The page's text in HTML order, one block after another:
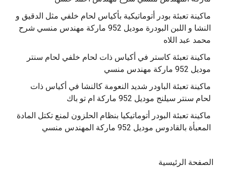
ماكينة تعبئة بودر أتوماتيكية بأكياس لحام خلفي مثل الدقيق و
النشا و اللبن البودرة موديل 952 ماركة مهندس منسي شرح
محمد عبد اللاه
‫ماكينة تعبئة كاستر في أكياس ذات لحام خلفي لحام سنتر
موديل 952 ماركة مهندس منسي
‫ماكينة تعبئة الباودر شديد النعومة كالنشا في أكياس ذات
‫ماكينة تعبئة البودر أتوماتيكيا بنظام الحلزون لمنع تكتل المادة
الصفحة الرئيسية